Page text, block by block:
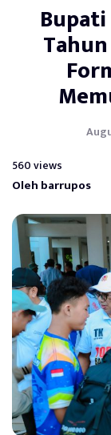
560 views
Oleh barrupos